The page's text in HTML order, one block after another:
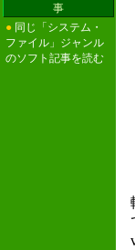
事
● 同じ「システム・
ファイル」ジャンル
のソフト記事を読む